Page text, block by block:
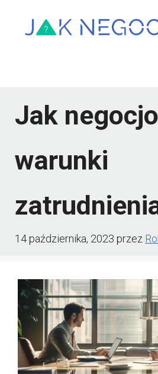
Jak
warunki
14 października, 2023 przez